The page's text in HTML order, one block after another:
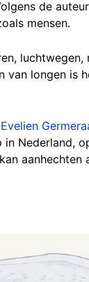
de
mensen.
van longen is
Evelien
Nederland,